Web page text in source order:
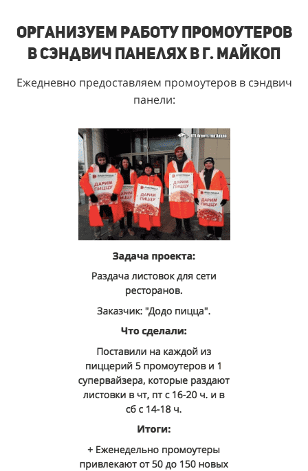
Организуем работу промоутеров
в сэндвич панелях в г. Майкоп
Ежедневно предоставляем промоутеров в сэндвич
панели: